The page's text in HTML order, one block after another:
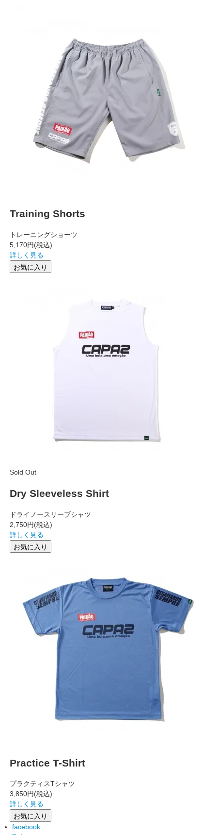
Training Shorts
トレーニングショーツ
5,170円(税込)
詳しく見る
お気に入り
Sold Out
Dry Sleeveless Shirt
ドライノースリーブシャツ
2,750円(税込)
詳しく見る
お気に入り
Practice T-Shirt
プラクティスTシャツ
3,850円(税込)
詳しく見る
お気に入り
facebook